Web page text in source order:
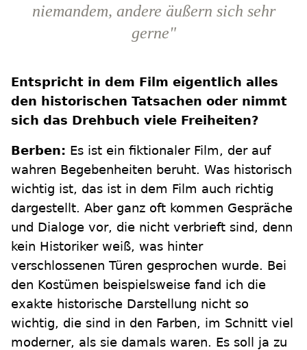
niemandem, andere äußern sich sehr
gerne"
Entspricht in dem Film eigentlich alles
den historischen Tatsachen oder nimmt
sich das Drehbuch viele Freiheiten?
Berben: Es ist ein fiktionaler Film, der auf
wahren Begebenheiten beruht. Was historisch
wichtig ist, das ist in dem Film auch richtig
dargestellt. Aber ganz oft kommen Gespräche
und Dialoge vor, die nicht verbrieft sind, denn
kein Historiker weiß, was hinter
verschlossenen Türen gesprochen wurde. Bei
den Kostümen beispielsweise fand ich die
exakte historische Darstellung nicht so
wichtig, die sind in den Farben, im Schnitt viel
moderner, als sie damals waren. Es soll ja zu